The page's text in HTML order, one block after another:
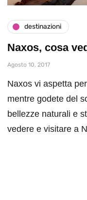
destinazioni
Naxos, cosa
Agosto 10, 2017
Naxos vi aspetta
mentre godete del
bellezze naturali e
vedere e visitare a